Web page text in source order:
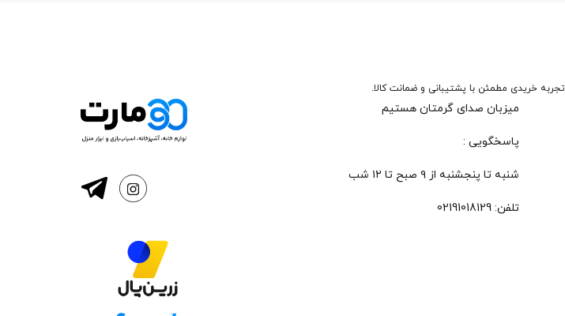
میزبان صدای گرمتان هستیم
پاسخگویی :
شنبه تا پنجشنبه از ۹ صبح تا ۱۲ شب
تلفن: 02191018129